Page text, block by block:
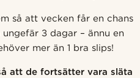
så att vecken får en chans
3 dagar – ännu en
mer än 1 bra slips!
att de fortsätter vara släta